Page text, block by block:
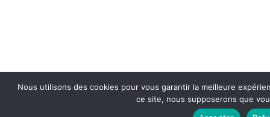
Nous utilisons des cookies pour vous garantir la meilleure
ce site, nous supposerons que